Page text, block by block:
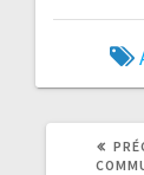
ARTICLE
PRÉCÉDENT
ARTICLE